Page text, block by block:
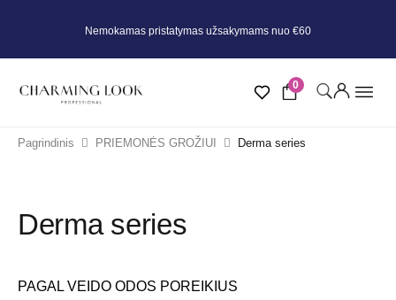
Nemokamas pristatymas užsakymams nuo €60
0
Pagrindinis PRIEMONĖS GROŽIUI Derma series
Derma series
PAGAL VEIDO ODOS POREIKIUS